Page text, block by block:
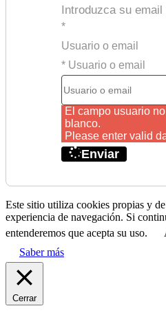
Introduzca su email
*
Usuario o email
* Usuario o email
El campo usuario
blanco.
Please enter valid
Enviar
Este sitio utiliza cookies propias y
experiencia de navegación. Si
entenderemos que acepta su uso.
Saber más
Cerrar